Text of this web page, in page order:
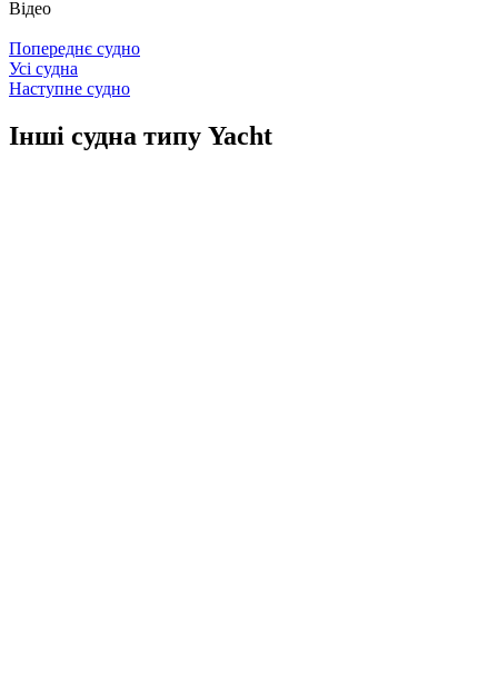
Відео
Попереднє судно
Усі судна
Наступне судно
Інші судна типу Yacht